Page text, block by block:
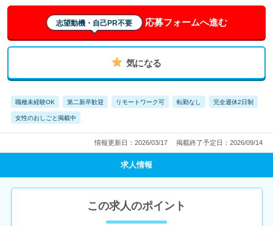
志望動機・自己PR不要 応募フォームへ進む
気になる
職種未経験OK 第二新卒歓迎 リモートワーク可 転勤なし 完全週休2日制
女性のおしごと掲載中
情報更新日：2026/03/17 掲載終了予定日：2026/09/14
求人情報
この求人のポイント